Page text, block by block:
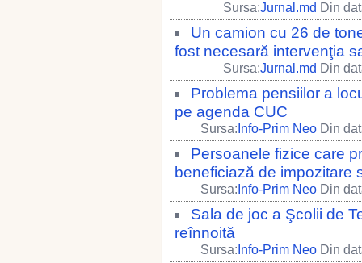
Sursa:Jurnal.md Din
Un camion cu 26 de
fost necesară intervenţia
Sursa:Jurnal.md Din
Problema pensiilor a
pe agenda CUC
Sursa: Info-Prim Neo Din
Persoanele fizice care
beneficiază de impozitare
Sursa: Info-Prim Neo Din
Sala de joc a Şcolii de
reînnoită
Sursa: Info-Prim Neo Din